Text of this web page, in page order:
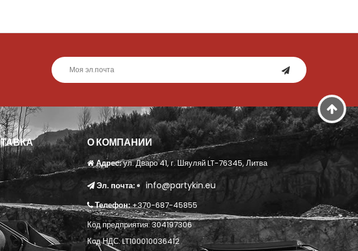
О КОМПАНИИ
Адрес:ул. Дваро 41, г. Шяуляй LT-76345, Литва
Эл. почта:
info@partykin.eu
Телефон:+370-687-45855
Код предприятия: 304197306
Код НДС: LT100010036412